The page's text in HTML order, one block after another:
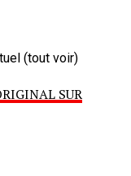
(tout voir)
SUR